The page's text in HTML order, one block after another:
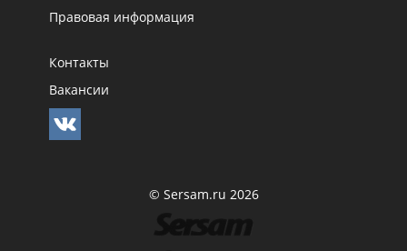
Правовая информация
Контакты
Вакансии
© Sersam.ru 2026